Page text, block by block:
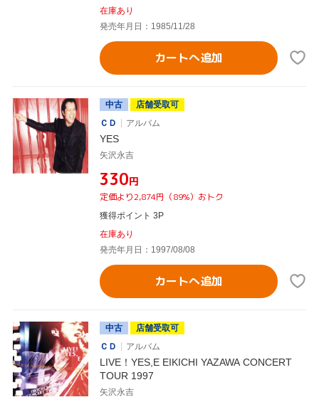
在庫あり
発売年月日：1985/11/28
カートへ追加
中古
店舗受取可
ＣＤ
アルバム
YES
矢沢永吉
¥330円
定価より2,874円（89%）おトク
獲得ポイント 3P
在庫あり
発売年月日：1997/08/08
カートへ追加
中古
店舗受取可
ＣＤ
アルバム
LIVE！YES,E EIKICHI YAZAWA CONCERT
TOUR 1997
矢沢永吉